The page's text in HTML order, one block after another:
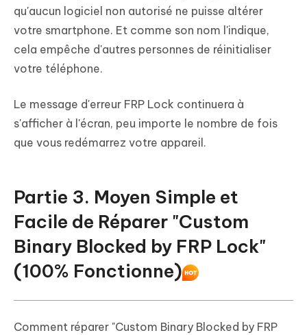
qu'aucun logiciel non autorisé ne puisse altérer
votre smartphone. Et comme son nom l'indique,
cela empêche d'autres personnes de réinitialiser
votre téléphone.
Le message d'erreur FRP Lock continuera à
s'afficher à l'écran, peu importe le nombre de fois
que vous redémarrez votre appareil.
Partie 3. Moyen Simple et
Facile de Réparer "Custom
Binary Blocked by FRP Lock"
(100% Fonctionne)
Comment réparer "Custom Binary Blocked by FRP